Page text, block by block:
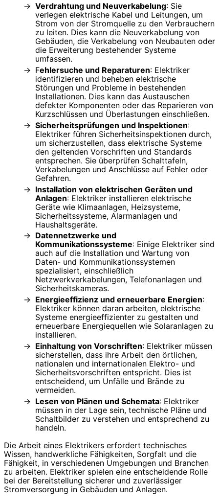
Verdrahtung und Neuverkabelung: Sie
verlegen elektrische Kabel und Leitungen, um
Strom von der Stromquelle zu den Verbrauchern
zu leiten. Dies kann die Neuverkabelung von
Gebäuden, die Verkabelung von Neubauten oder
die Erweiterung bestehender Systeme
umfassen.
Fehlersuche und Reparaturen: Elektriker
identifizieren und beheben elektrische
Störungen und Probleme in bestehenden
Installationen. Dies kann das Austauschen
defekter Komponenten oder das Reparieren von
Kurzschlüssen und Überlastungen einschließen.
Sicherheitsprüfungen und Inspektionen:
Elektriker führen Sicherheitsinspektionen durch,
um sicherzustellen, dass elektrische Systeme
den geltenden Vorschriften und Standards
entsprechen. Sie überprüfen Schalttafeln,
Verkabelungen und Anschlüsse auf Fehler oder
Gefahren.
Installation von elektrischen Geräten und
Anlagen: Elektriker installieren elektrische
Geräte wie Klimaanlagen, Heizsysteme,
Sicherheitssysteme, Alarmanlagen und
Haushaltsgeräte.
Datennetzwerke und
Kommunikationssysteme: Einige Elektriker sind
auch auf die Installation und Wartung von
Daten- und Kommunikationssystemen
spezialisiert, einschließlich
Netzwerkverkabelungen, Telefonanlagen und
Sicherheitskameras.
Energieeffizienz und erneuerbare Energien:
Elektriker können daran arbeiten, elektrische
Systeme energieeffizienter zu gestalten und
erneuerbare Energiequellen wie Solaranlagen zu
installieren.
Einhaltung von Vorschriften: Elektriker müssen
sicherstellen, dass ihre Arbeit den örtlichen,
nationalen und internationalen Elektro- und
Sicherheitsvorschriften entspricht. Dies ist
entscheidend, um Unfälle und Brände zu
vermeiden.
Lesen von Plänen und Schemata: Elektriker
müssen in der Lage sein, technische Pläne und
Schaltbilder zu verstehen und entsprechend zu
handeln.
Die Arbeit eines Elektrikers erfordert technisches
Wissen, handwerkliche Fähigkeiten, Sorgfalt und die
Fähigkeit, in verschiedenen Umgebungen und Branchen
zu arbeiten. Elektriker spielen eine entscheidende Rolle
bei der Bereitstellung sicherer und zuverlässiger
Stromversorgung in Gebäuden und Anlagen.